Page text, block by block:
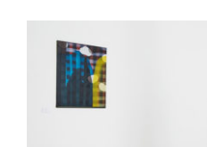
Larger